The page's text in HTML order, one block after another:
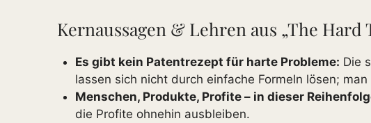
Kernaussagen & Lehren aus „The
Es gibt kein Patentrezept für harte Probleme: Die
lassen sich nicht durch einfache Formeln lösen;
Menschen, Produkte, Profite – in dieser
die Profite ohnehin ausbleiben.